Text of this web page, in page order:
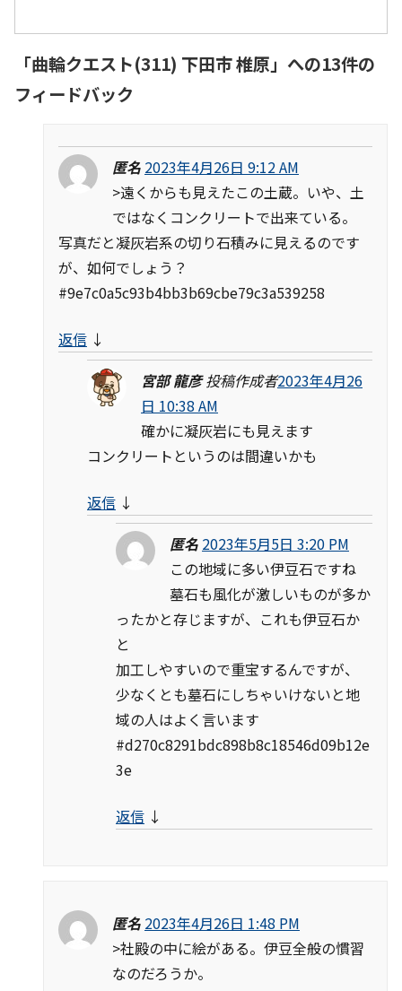
「曲輪クエスト(311) 下田市 椎原」への13件の
フィードバック
匿名 2023年4月26日 9:12 AM
>遠くからも見えたこの土蔵。いや、土
ではなくコンクリートで出来ている。
写真だと凝灰岩系の切り石積みに見えるのです
が、如何でしょう？
#9e7c0a5c93b4bb3b69cbe79c3a539258
返信 ↓
宮部 龍彦 投稿作成者2023年4月26
日 10:38 AM
確かに凝灰岩にも見えます
コンクリートというのは間違いかも
返信 ↓
匿名 2023年5月5日 3:20 PM
この地域に多い伊豆石ですね
墓石も風化が激しいものが多か
ったかと存じますが、これも伊豆石か
と
加工しやすいので重宝するんですが、
少なくとも墓石にしちゃいけないと地
域の人はよく言います
#d270c8291bdc898b8c18546d09b12e
3e
返信 ↓
匿名 2023年4月26日 1:48 PM
>社殿の中に絵がある。伊豆全般の慣習
なのだろうか。